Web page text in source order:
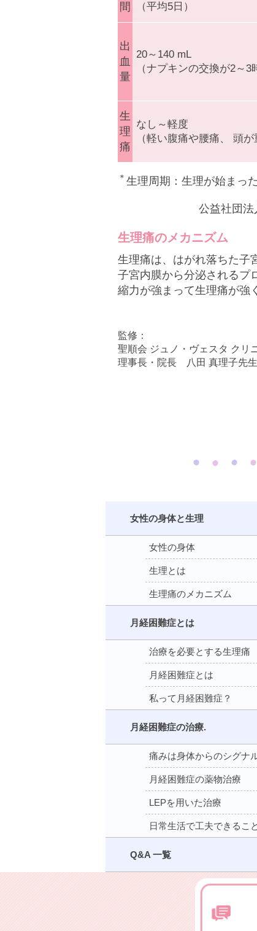
間
（平均5日）
出
血
量
20～140 mL
（ナプキンの交換が2～3
生
理
痛
なし～軽度
（軽い腹痛や腰痛、 頭が
＊ 生理周期：生理が始まっ
公益社団
生理痛のメカニズム
生理痛は、はがれ落ちた子
子宮内膜から分泌されるプ
縮力が強まって生理痛が強
監修：
聖順会 ジュノ・ヴェスタ クリ
理事長・院長 八田 真理子先生
女性の身体と生理
女性の身体
生理とは
生理痛のメカニズム
月経困難症とは
治療を必要とする生理痛
月経困難症とは
私って月経困難症？
月経困難症の治療.
痛みは身体からのシグナ
月経困難症の薬物治療
LEPを用いた治療
日常生活で工夫できること
Q&A 一覧